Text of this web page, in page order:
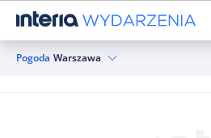
Pogoda Warszawa